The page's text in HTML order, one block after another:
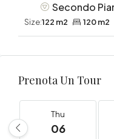
Secondo
Size:122 m2 120 m2
Prenota Un Tour
Thu
06